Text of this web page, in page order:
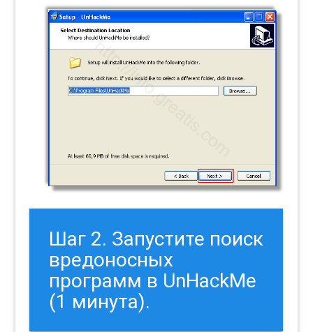
Шаг 2. Запустите поиск
вредоносных
программ в UnHackMe
(1 минута).